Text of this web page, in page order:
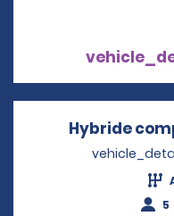
Hybride
5